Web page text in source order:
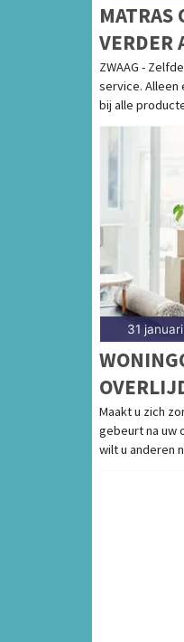
MATRAS
VERDER
ZWAAG -
service. Alleen
bij alle
31
HELPT
Maakt u zich
gebeurt na uw
wilt u anderen